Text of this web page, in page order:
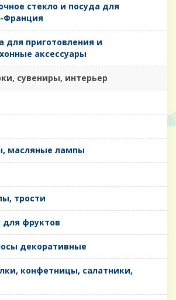
стекло и посуда для
Франция
для приготовления и
аксессуары
сувениры, интерьер
масляные лампы
трости
фруктов
декоративные
конфетницы, салатники,